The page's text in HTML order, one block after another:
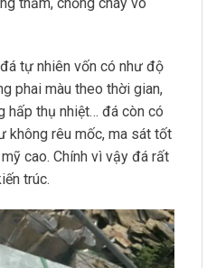
tự nhiên vốn có như độ
phai màu theo thời gian,
hấp thụ nhiệt… đá còn có
không rêu mốc, ma sát tốt
cao. Chính vì vậy đá rất
trúc.